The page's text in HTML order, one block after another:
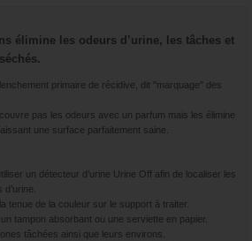
élimine les odeurs d’urine, les tâches et
primaire de récidive, dit "marquage" des
pas les odeurs avec un parfum mais les élimine
une surface parfaitement saine.
un détecteur d’urine Urine Off afin de localiser les
tenue de la couleur sur le support à traiter.
tampon absorbant ou une serviette en papier.
tâchées ainsi que leurs environs.